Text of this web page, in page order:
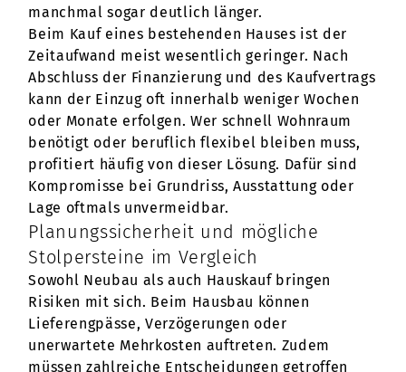
manchmal sogar deutlich länger.
Beim Kauf eines bestehenden Hauses ist der
Zeitaufwand meist wesentlich geringer. Nach
Abschluss der Finanzierung und des Kaufvertrags
kann der Einzug oft innerhalb weniger Wochen
oder Monate erfolgen. Wer schnell Wohnraum
benötigt oder beruflich flexibel bleiben muss,
profitiert häufig von dieser Lösung. Dafür sind
Kompromisse bei Grundriss, Ausstattung oder
Lage oftmals unvermeidbar.
Planungssicherheit und mögliche
Stolpersteine im Vergleich
Sowohl Neubau als auch Hauskauf bringen
Risiken mit sich. Beim Hausbau können
Lieferengpässe, Verzögerungen oder
unerwartete Mehrkosten auftreten. Zudem
müssen zahlreiche Entscheidungen getroffen